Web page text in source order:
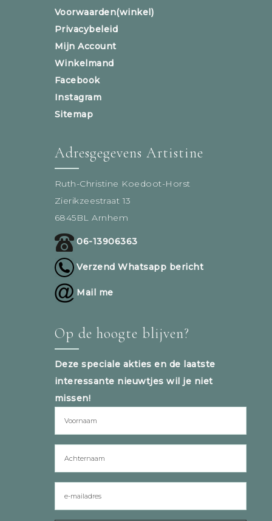
Voorwaarden(winkel)
Privacybeleid
Mijn Account
Winkelmand
Facebook
Instagram
Sitemap
Adresgegevens Artistine
Ruth-Christine Koedoot-Horst
Zierikzeestraat 13
6845BL Arnhem
06-13906363
Verzend Whatsapp bericht
Mail me
Op de hoogte blijven?
Deze speciale akties en de laatste
interessante nieuwtjes wil je niet
missen!